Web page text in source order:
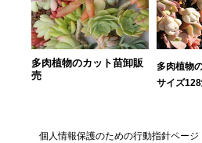
多肉植物のカット苗卸販
売
多肉植物
サイズ
個人情報保護のための行動指針ページ